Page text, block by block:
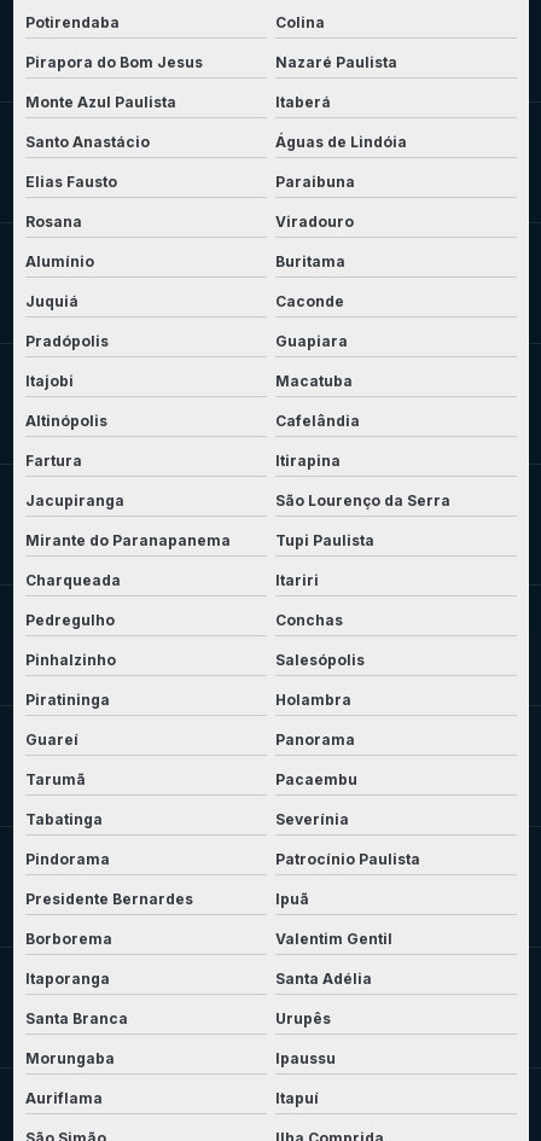
Potirendaba Colina
Pirapora do Bom Jesus Nazaré Paulista
Monte Azul Paulista Itaberá
Santo Anastácio Águas de Lindóia
Elias Fausto Paraibuna
Rosana Viradouro
Alumínio Buritama
Juquiá Caconde
Pradópolis Guapiara
Itajobi Macatuba
Altinópolis Cafelândia
Fartura Itirapina
Jacupiranga São Lourenço da Serra
Mirante do Paranapanema Tupi Paulista
Charqueada Itariri
Pedregulho Conchas
Pinhalzinho Salesópolis
Piratininga Holambra
Guareí Panorama
Tarumã Pacaembu
Tabatinga Severínia
Pindorama Patrocínio Paulista
Presidente Bernardes Ipuã
Borborema Valentim Gentil
Itaporanga Santa Adélia
Santa Branca Urupês
Morungaba Ipaussu
Auriflama Itapuí